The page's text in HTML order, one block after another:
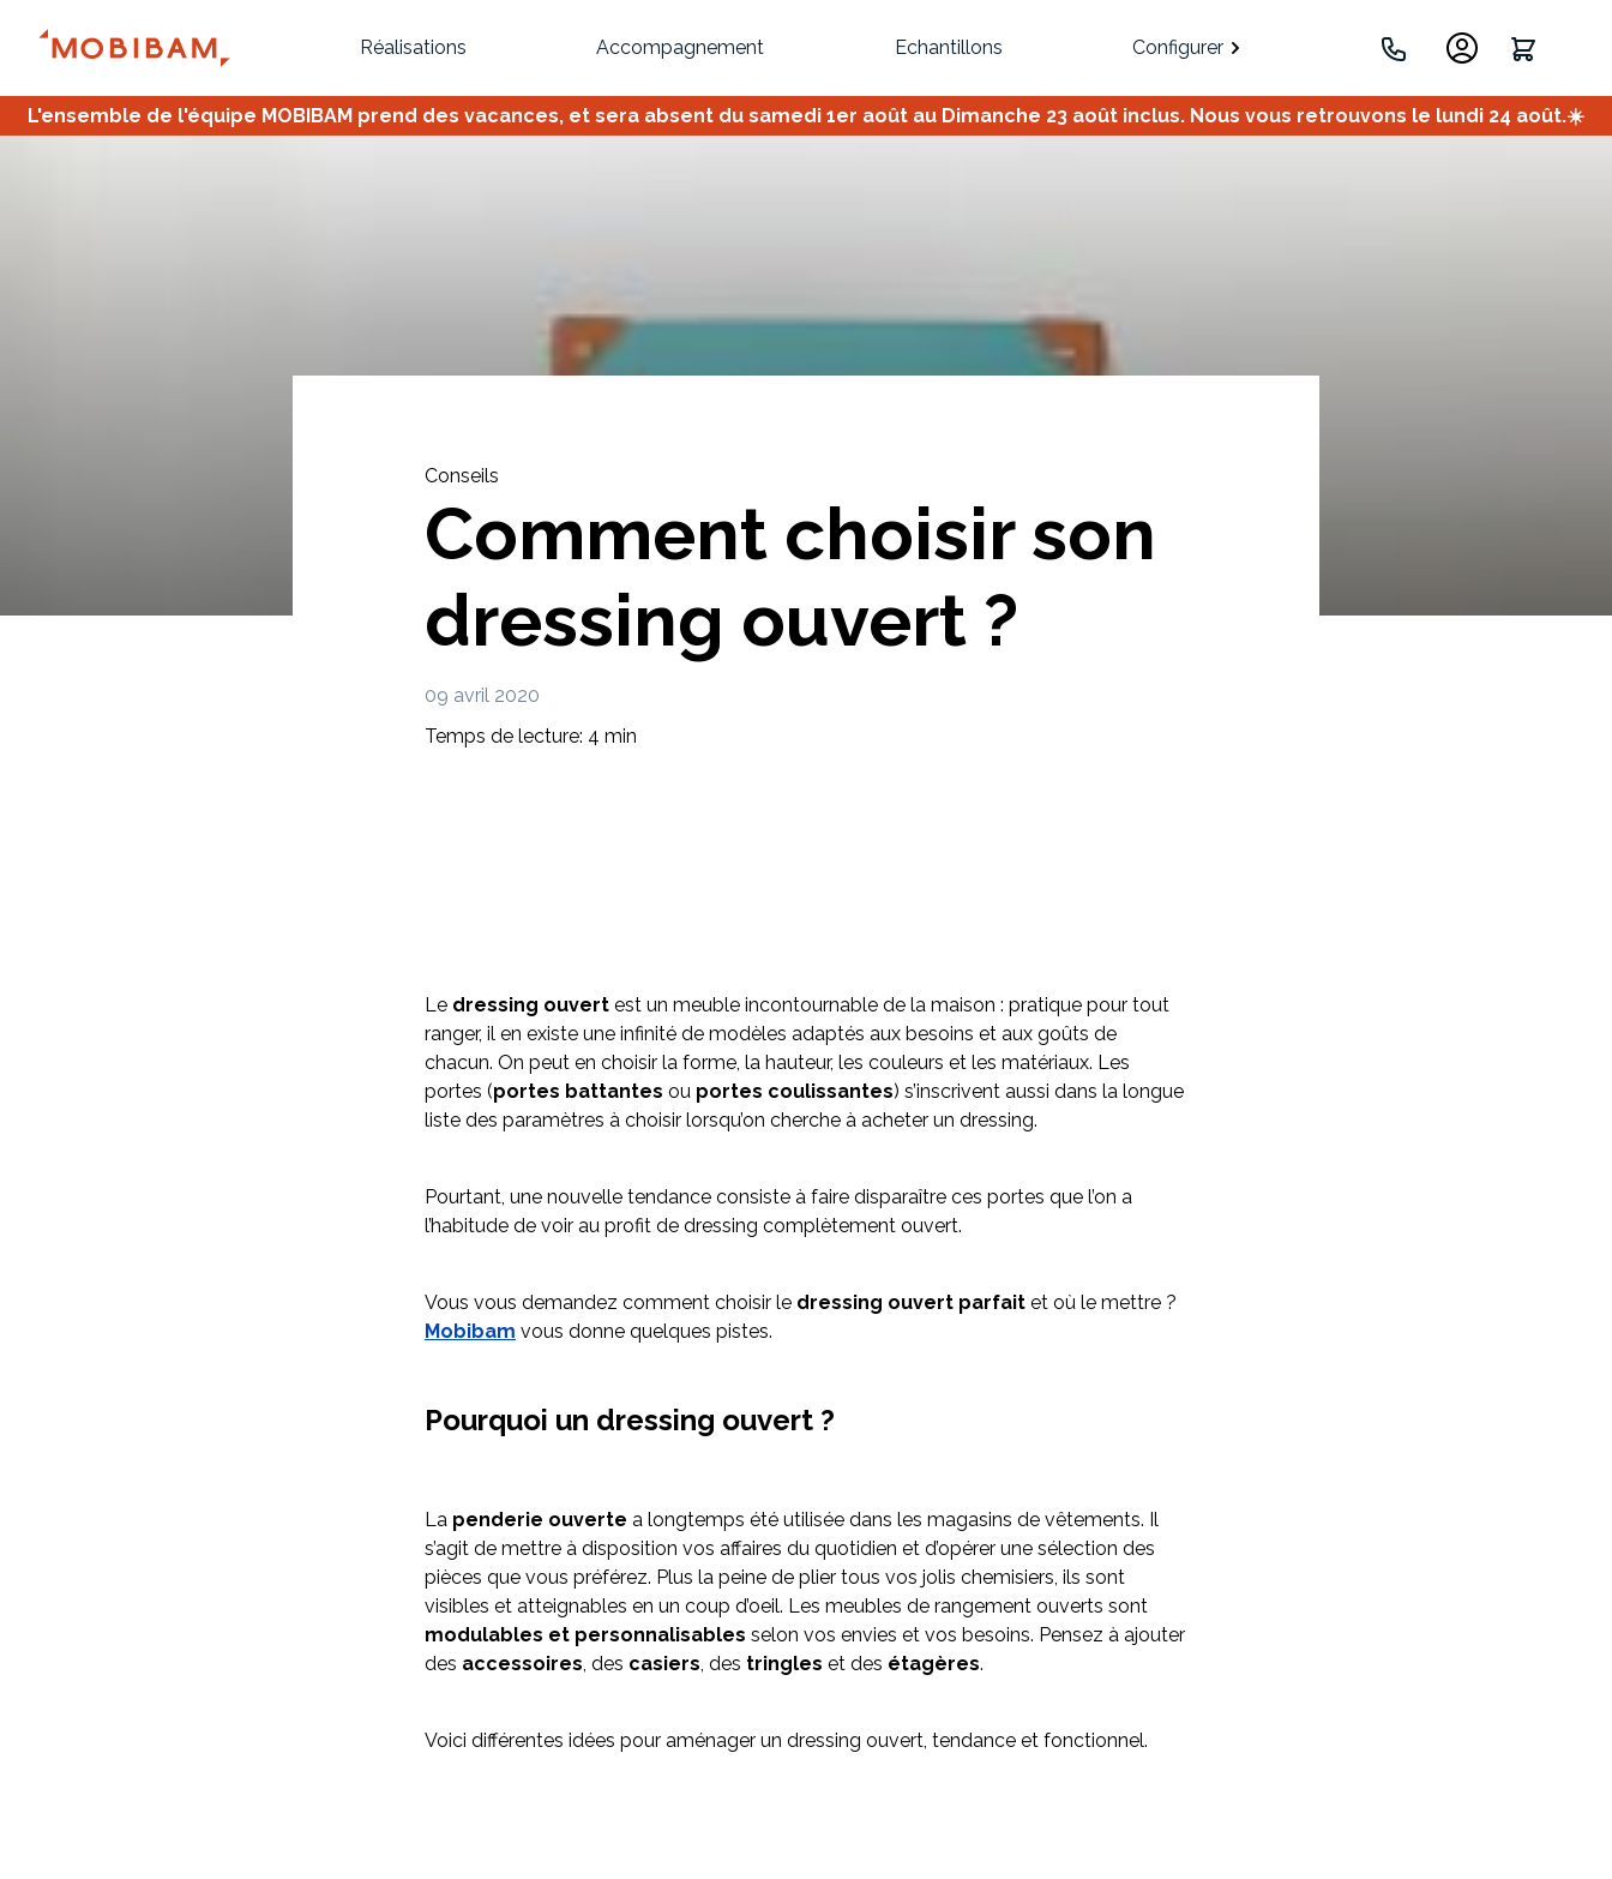
Réalisations Accompagnement Echantillons Configurer
Inspirez-vous du catalogue
Créez votre projet de A à Z Retrouvez vos projets
L'ensemble de l'équipe MOBIBAM prend des vacances, et sera absent du samedi 1er août au Dimanche 23 août inclus. Nous vous retrouvons le lundi 24 août.☀️
Conseils
Comment choisir son
dressing ouvert ?
09 avril 2020
Temps de lecture: 4 min
Le dressing ouvert est un meuble incontournable de la maison : pratique pour tout
ranger, il en existe une infinité de modèles adaptés aux besoins et aux goûts de
chacun. On peut en choisir la forme, la hauteur, les couleurs et les matériaux. Les
portes (portes battantes ou portes coulissantes) s’inscrivent aussi dans la longue
liste des paramètres à choisir lorsqu’on cherche à acheter un dressing.
Pourtant, une nouvelle tendance consiste à faire disparaître ces portes que l’on a
l’habitude de voir au profit de dressing complètement ouvert.
Vous vous demandez comment choisir le dressing ouvert parfait et où le mettre ?
Mobibam vous donne quelques pistes.
Pourquoi un dressing ouvert ?
La penderie ouverte a longtemps été utilisée dans les magasins de vêtements. Il
s’agit de mettre à disposition vos affaires du quotidien et d’opérer une sélection des
pièces que vous préférez. Plus la peine de plier tous vos jolis chemisiers, ils sont
visibles et atteignables en un coup d’oeil. Les meubles de rangement ouverts sont
modulables et personnalisables selon vos envies et vos besoins. Pensez à ajouter
des accessoires, des casiers, des tringles et des étagères.
Voici différentes idées pour aménager un dressing ouvert, tendance et fonctionnel.